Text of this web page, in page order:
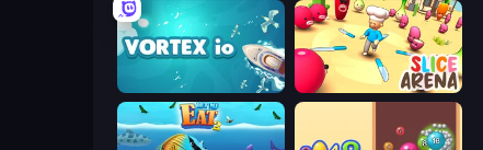
Vortex.io Slice Arena